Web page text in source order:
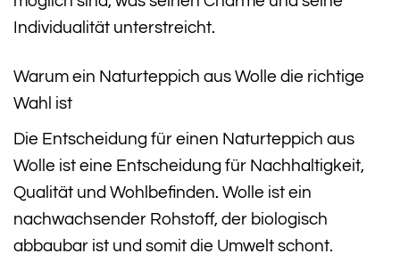
Individualität unterstreicht.
Warum ein Naturteppich aus Wolle die richtige
Wahl ist
Die Entscheidung für einen Naturteppich aus
Wolle ist eine Entscheidung für Nachhaltigkeit,
Qualität und Wohlbefinden. Wolle ist ein
nachwachsender Rohstoff, der biologisch
abbaubar ist und somit die Umwelt schont.